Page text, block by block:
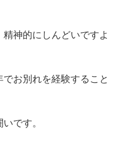
神的にしんどいですよ
お別れを経験すること
です。